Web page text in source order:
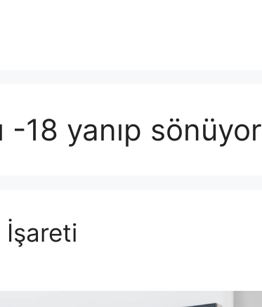
18 yanıp sönüyor
İşareti